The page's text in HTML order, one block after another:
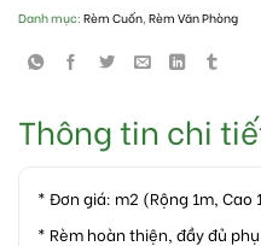
Danh mục: Rèm Cuốn, Rèm Văn Phòng
Thông tin chi
* Đơn giá: m2 (Rộng 1m, Cao
* Rèm hoàn thiện, đầy đủ